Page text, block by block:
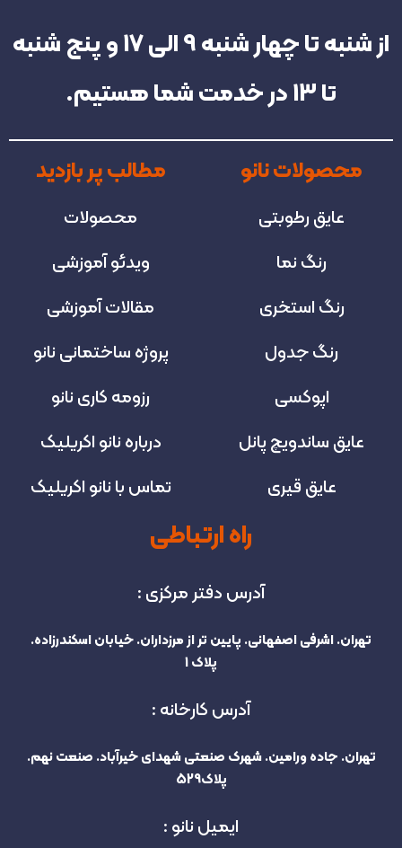
از شنبه تا چهار شنبه‌ 9 الی 17 و پنج شنبه
تا 13 در خدمت شما هستیم.
محصولات نانو
عایق رطوبتی
رنگ نما
رنگ استخری
رنگ جدول
اپوکسی
عایق ساندویچ پانل
عایق قیری
مطالب پر بازدید
محصولات
ویدئو آموزشی
مقالات آموزشی
پروژه‌ ساختمانی نانو
رزومه کاری نانو
درباره نانو اکریلیک
تماس با نانو اکریلیک
راه ارتباطی
آدرس دفتر مرکزی :
تهران. اشرفی اصفهانی. پایین تر از مرزداران. خیابان اسکندرزاده.
پلاک 1
آدرس کارخانه :
تهران. جاده ورامین. شهرک صنعتی شهدای خیرآباد. صنعت نهم.
پلاک529
ایمیل نانو :